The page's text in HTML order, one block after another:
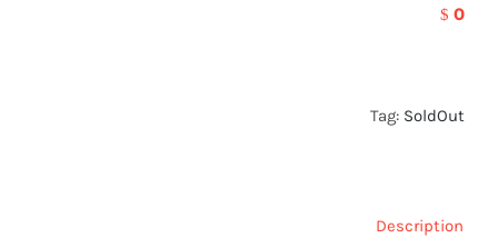
$ 0
Tag: SoldOut
Description